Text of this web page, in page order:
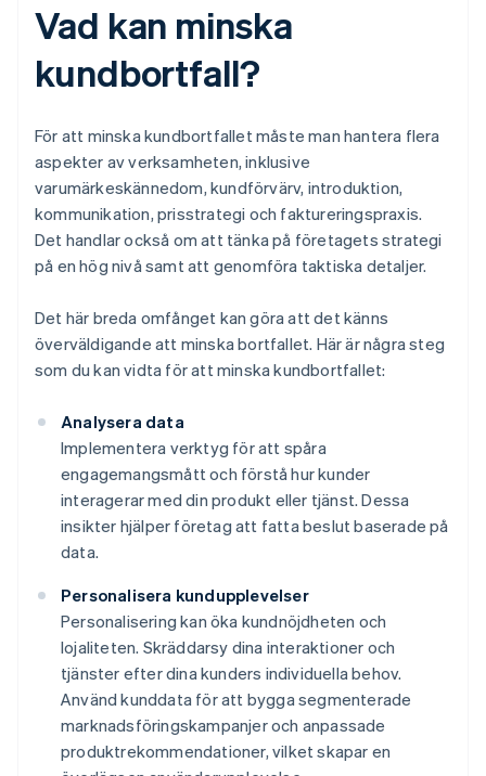
Vad kan minska
kundbortfall?
För att minska kundbortfallet måste man hantera flera
aspekter av verksamheten, inklusive
varumärkeskännedom, kundförvärv, introduktion,
kommunikation, prisstrategi och faktureringspraxis.
Det handlar också om att tänka på företagets strategi
på en hög nivå samt att genomföra taktiska detaljer.
Det här breda omfånget kan göra att det känns
överväldigande att minska bortfallet. Här är några steg
som du kan vidta för att minska kundbortfallet:
Analysera data
Implementera verktyg för att spåra
engagemangsmått och förstå hur kunder
interagerar med din produkt eller tjänst. Dessa
insikter hjälper företag att fatta beslut baserade på
data.
Personalisera kundupplevelser
Personalisering kan öka kundnöjdheten och
lojaliteten. Skräddarsy dina interaktioner och
tjänster efter dina kunders individuella behov.
Använd kunddata för att bygga segmenterade
marknadsföringskampanjer och anpassade
produktrekommendationer, vilket skapar en